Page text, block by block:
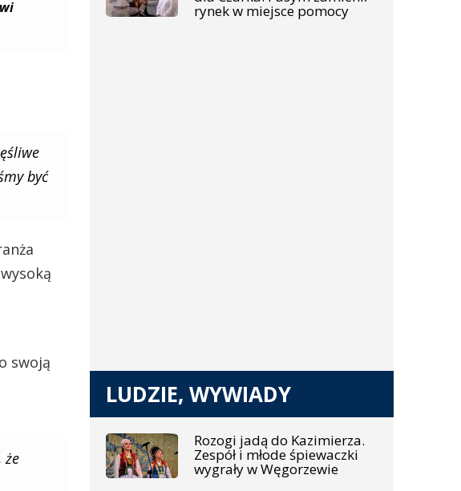
być
swoją
że
rynek w miejsce pomocy
LUDZIE, WYWIADY
Rozogi jadą do Kazimierza.
Zespół i młode śpiewaczki
wygrały w Węgorzewie